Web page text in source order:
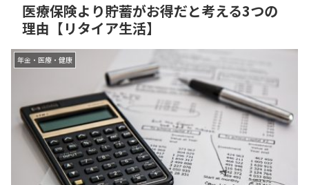
医療保険より貯蓄がお得だと考える3つの
理由【リタイア生活】
年金・医療・健康